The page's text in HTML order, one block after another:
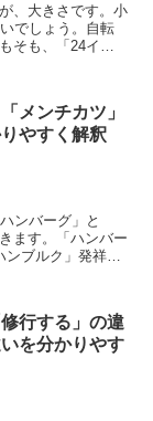
、大きさです。小
でしょう。自転
そも、「24イン
メンチカツ」
やすく解釈
ンバーグ」と
ます。「ハンバー
ンブルク」発祥の
行する」の違
を分かりやす